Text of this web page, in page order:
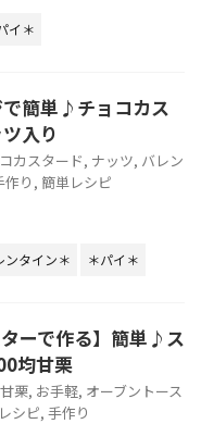
イ＊
で簡単♪チョコカス
入り
カスタード, ナッツ, バレン
作り , 簡単レシピ
ンタイン＊
＊パイ＊
ターで作る】簡単♪ス
均甘栗
栗, お手軽, オーブントース
レシピ, 手作り